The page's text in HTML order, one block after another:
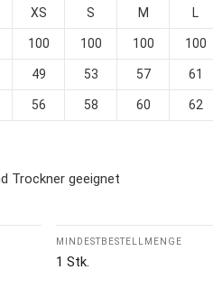
XS S M L
100 100 100 100
49 53 57 61
56 58 60 62
Trockner geeignet
MINDESTBESTELLMENGE
1 Stk.